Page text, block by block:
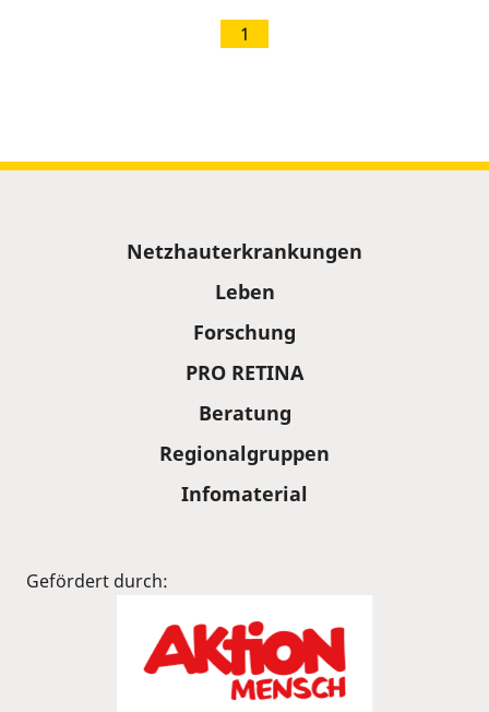
1
Netzhauterkrankungen
Leben
Forschung
PRO RETINA
Beratung
Regionalgruppen
Infomaterial
Gefördert durch: